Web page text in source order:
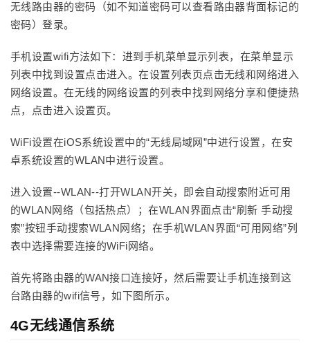
无线路由器的密码（如不知道密码可以查看路由器背面标记的
密码）登录。
手机设置wifi方法如下：进到手机菜单显示列表，在菜单显示
列表中找到设置点击进入。在设置列表页点击无线和网络进入
网络设置。在无线的网络设置的列表中找到网络分享和便捷热
点，点击进入设置页。
WiFi设置在iOS系统设置中的“无线局域网”中进行设置，在安
卓系统设置的WLAN中进行设置。
进入设置--WLAN--打开WLAN开关，即会自动搜索附近可用
的WLAN网络（包括热点）；在WLAN界面点击“刷新 手动搜
索”按钮手动搜索WLAN网络；在手机WLAN界面“可用网络”列
表中选择需要连接的WiFi网络。
首先将路由器的WAN接口连接好，然后需要让手机连接到这
台路由器的wifi信号，如下图所示。
4G无线通信系统